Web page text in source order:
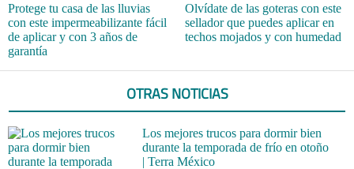
Protege tu casa de las lluvias
con este impermeabilizante fácil
de aplicar y con 3 años de
garantía
Olvídate de las goteras con este
sellador que puedes aplicar en
techos mojados y con humedad
OTRAS NOTICIAS
Los mejores trucos para dormir bien
durante la temporada de frío en otoño
| Terra México